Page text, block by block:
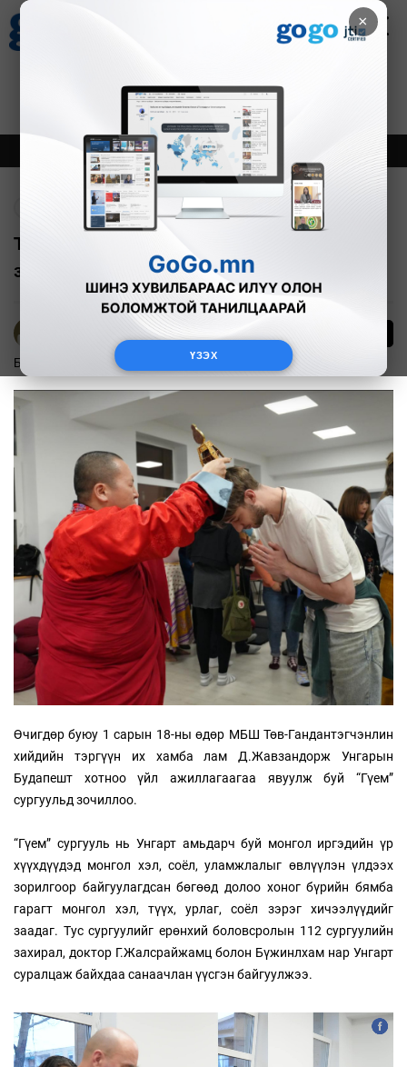
×
ҮЗЭХ
Зурхай
8.09
Онцлох Шинэ
Тэргүүн хамба лам “Гүем” сургуульд
зочлов
Б.Эрдэнэчимэг
Боловсрол 2025-01-19
Өчигдөр буюу 1 сарын 18-ны өдөр МБШ Төв-Гандантэгчэнлин
хийдийн тэргүүн их хамба лам Д.Жавзандорж Унгарын
Будапешт хотноо үйл ажиллагаагаа явуулж буй “Гүем”
сургуульд зочиллоо.
“Гүем” сургууль нь Унгарт амьдарч буй монгол иргэдийн үр
хүүхдүүдэд монгол хэл, соёл, уламжлалыг өвлүүлэн үлдээх
зорилгоор байгуулагдсан бөгөөд долоо хоног бүрийн бямба
гарагт монгол хэл, түүх, урлаг, соёл зэрэг хичээлүүдийг
заадаг. Тус сургуулийг ерөнхий боловсролын 112 сургуулийн
захирал, доктор Г.Жалсрайжамц болон Бүжинлхам нар Унгарт
суралцаж байхдаа санаачлан үүсгэн байгуулжээ.